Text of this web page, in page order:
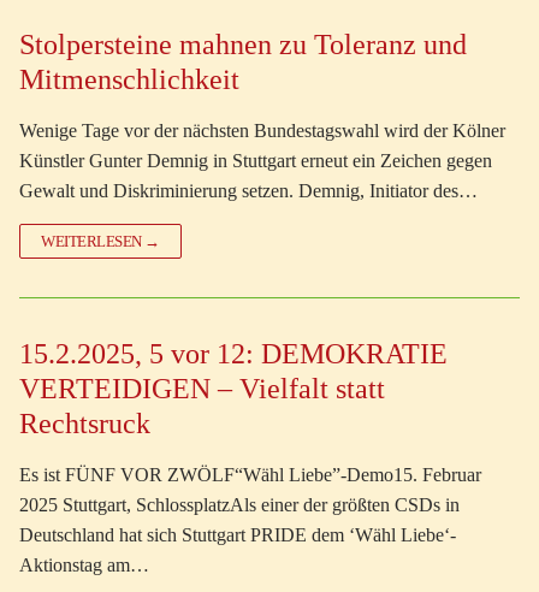
Stolpersteine mahnen zu Toleranz und
Mitmenschlichkeit
Wenige Tage vor der nächsten Bundestagswahl wird der Kölner
Künstler Gunter Demnig in Stuttgart erneut ein Zeichen gegen
Gewalt und Diskriminierung setzen. Demnig, Initiator des…
WEITERLESEN →
15.2.2025, 5 vor 12: DEMOKRATIE
VERTEIDIGEN – Vielfalt statt
Rechtsruck
Es ist FÜNF VOR ZWÖLF“Wähl Liebe”-Demo15. Februar
2025 Stuttgart, SchlossplatzAls einer der größten CSDs in
Deutschland hat sich Stuttgart PRIDE dem ‘Wähl Liebe‘-
Aktionstag am…